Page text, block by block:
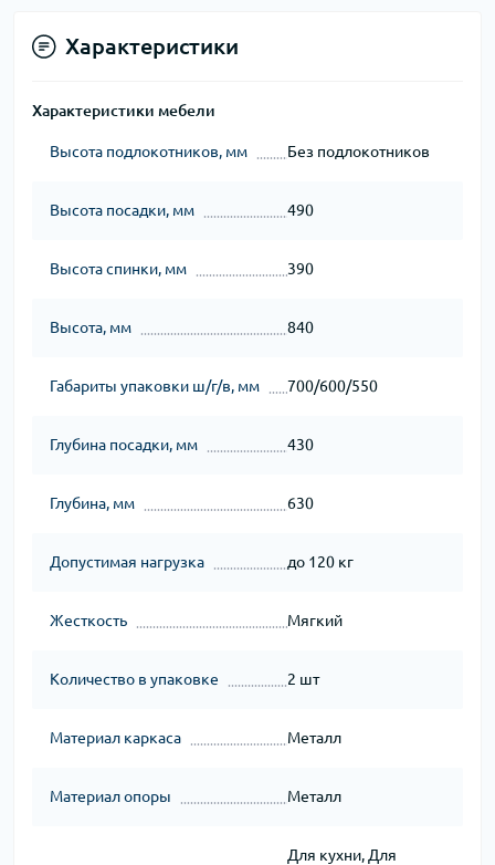
Характеристики
Характеристики мебели
Высота подлокотников, мм Без подлокотников
Высота посадки, мм 490
Высота спинки, мм 390
Высота, мм 840
Габариты упаковки ш/г/в, мм 700/600/550
Глубина посадки, мм 430
Глубина, мм 630
Допустимая нагрузка до 120 кг
Жесткость Мягкий
Количество в упаковке 2 шт
Материал каркаса Металл
Материал опоры Металл
Для кухни, Для